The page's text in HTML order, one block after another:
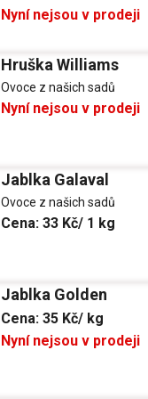
Nyní nejsou v prodeji
Hruška Williams
Ovoce z našich sadů
Nyní nejsou v prodeji
Jablka Galaval
Ovoce z našich sadů
Cena: 33 Kč/ 1 kg
Jablka Golden
Cena: 35 Kč/ kg
Nyní nejsou v prodeji